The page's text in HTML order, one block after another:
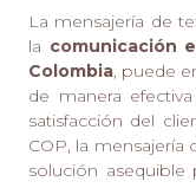
La mensajería de
la comunicación
Colombia, puede
de manera
satisfacción del
COP, la mensajería
solución